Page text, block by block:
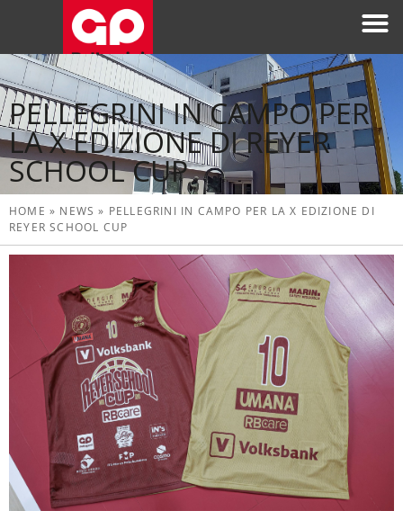
PELLEGRINI IN CAMPO PER
LA X EDIZIONE DI REYER
SCHOOL CUP
HOME » NEWS » PELLEGRINI IN CAMPO PER LA X EDIZIONE DI
REYER SCHOOL CUP